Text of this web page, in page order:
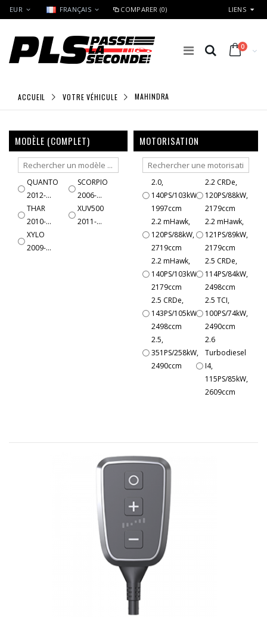
EUR FRANÇAIS COMPARER (0) LIENS
0
ACCUEIL VOTRE VÉHICULE MAHINDRA
MODÈLE (COMPLET)
QUANTO
2012-...
SCORPIO
2006-...
THAR
2010-...
XUV500
2011-...
XYLO
2009-...
MOTORISATION
2.0,
140PS/103kW,
1997ccm
2.2 CRDe,
120PS/88kW,
2179ccm
2.2 mHawk,
120PS/88kW,
2719ccm
2.2 mHawk,
121PS/89kW,
2179ccm
2.2 mHawk,
140PS/103kW,
2179ccm
2.5 CRDe,
114PS/84kW,
2498ccm
2.5 CRDe,
143PS/105kW,
2498ccm
2.5 TCI,
100PS/74kW,
2490ccm
2.5,
351PS/258kW,
2490ccm
2.6
Turbodiesel
I4,
115PS/85kW,
2609ccm